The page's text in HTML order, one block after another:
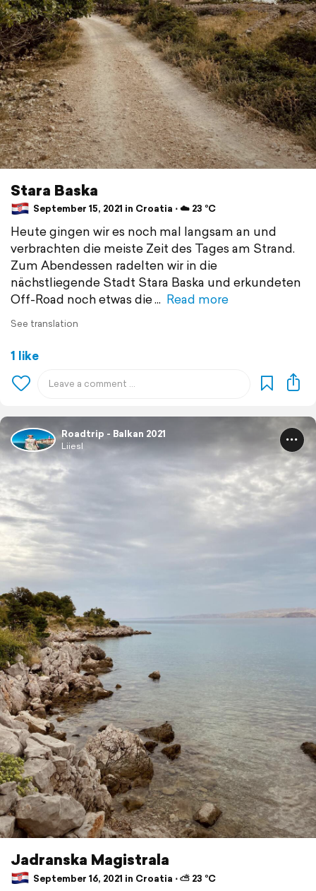
Stara Baska
September 15, 2021 in Croatia ⋅ ☁️ 23 °C
Heute gingen wir es noch mal langsam an und
verbrachten die meiste Zeit des Tages am Strand.
Zum Abendessen radelten wir in die
nächstliegende Stadt Stara Baska und erkundeten
Off-Road noch etwas die
Read more
See translation
1 like
Roadtrip - Balkan 2021
Liiesl
Jadranska Magistrala
September 16, 2021 in Croatia ⋅ ⛅ 23 °C